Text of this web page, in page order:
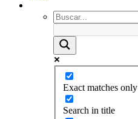
Exact matches only
Search in title